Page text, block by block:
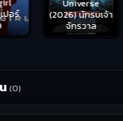
อร์
Universe
(2026) นักรบเจ้า
จักรวาล
(0)